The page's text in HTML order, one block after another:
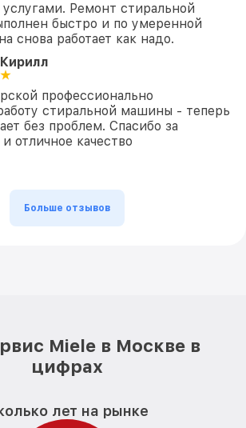
Ремонт стиральной
быстро и по умеренной
снова работает как надо.
профессионально
стиральной машины - теперь
без проблем. Спасибо за
отличное качество
Больше отзывов
Miele в Москве в
цифрах
лет на рынке